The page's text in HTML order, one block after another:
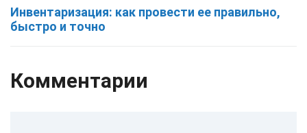
Инвентаризация: как провести ее правильно,
быстро и точно
Комментарии